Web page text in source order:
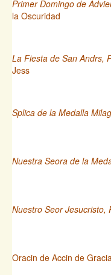
Primer Domingo de
la Oscuridad
La Fiesta de San Andrs,
Jess
Splica de la Medalla
Nuestra Seora de la
Nuestro Seor Jesucristo,
Oracin de Accin de